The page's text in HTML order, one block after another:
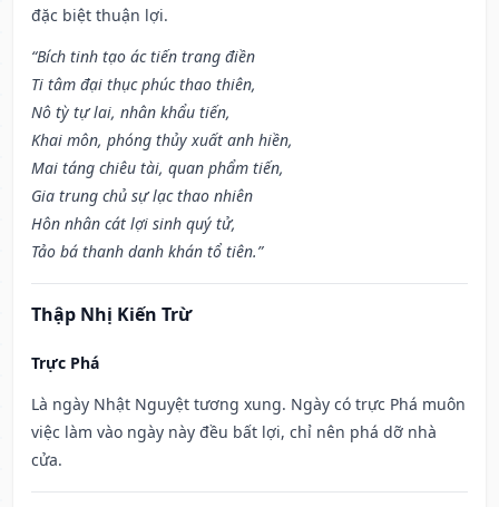
đặc biệt thuận lợi.
“Bích tinh tạo ác tiến trang điền
Ti tâm đại thục phúc thao thiên,
Nô tỳ tự lai, nhân khẩu tiến,
Khai môn, phóng thủy xuất anh hiền,
Mai táng chiêu tài, quan phẩm tiến,
Gia trung chủ sự lạc thao nhiên
Hôn nhân cát lợi sinh quý tử,
Tảo bá thanh danh khán tổ tiên.”
Thập Nhị Kiến Trừ
Trực Phá
Là ngày Nhật Nguyệt tương xung. Ngày có trực Phá muôn
việc làm vào ngày này đều bất lợi, chỉ nên phá dỡ nhà
cửa.